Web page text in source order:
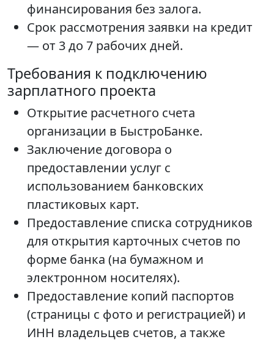
финансирования без залога.
Срок рассмотрения заявки на кредит
— от 3 до 7 рабочих дней.
Требования к подключению
зарплатного проекта
Открытие расчетного счета
организации в БыстроБанке.
Заключение договора о
предоставлении услуг с
использованием банковских
пластиковых карт.
Предоставление списка сотрудников
для открытия карточных счетов по
форме банка (на бумажном и
электронном носителях).
Предоставление копий паспортов
(страницы с фото и регистрацией) и
ИНН владельцев счетов, а также